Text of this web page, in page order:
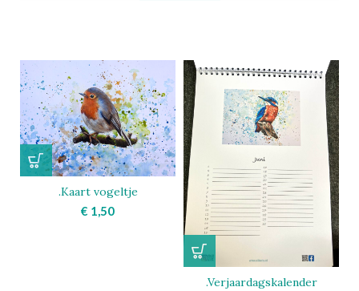
.Kaart vogeltje
€ 1,50
.Verjaardagskalender